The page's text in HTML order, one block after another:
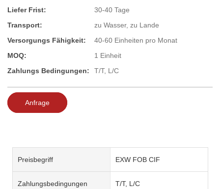
Liefer Frist:
30-40 Tage
Transport:
zu Wasser, zu Lande
Versorgungs Fähigkeit:
40-60 Einheiten pro Monat
MOQ:
1 Einheit
Zahlungs Bedingungen:
T/T, L/C
Anfrage
Preisbegriff EXW FOB CIF
Zahlungsbedingungen T/T, L/C